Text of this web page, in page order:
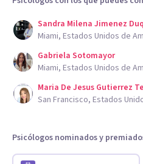
Sandra Milena Jimenez
Miami, Estados Unidos de
Gabriela Sotomayor
Miami, Estados Unidos de
Maria De Jesus Gutierrez
San Francisco, Estados
Psicólogos nominados y